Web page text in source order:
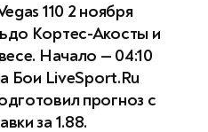
110 2 ноября
Кортес-Акосты и
Начало — 04:10
Бои LiveSport.Ru
прогноз с
за 1.88.